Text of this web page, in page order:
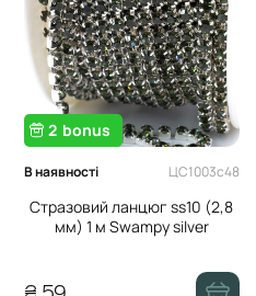
2 bonus
В наявності ЦС1003с48
Стразовий ланцюг ss10 (2,8
мм) 1 м Swampy silver